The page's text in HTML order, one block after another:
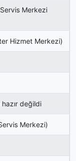
Merkezi
Hizmet Merkezi)
değildi
Merkezi)